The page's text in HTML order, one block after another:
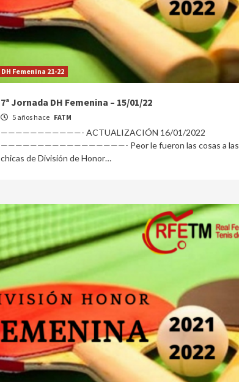
DH Femenina 21-22
7ª Jornada DH Femenina – 15/01/22
5 años hace FATM
———————————- ACTUALIZACIÓN 16/01/2022
—————————————————- Peor le fueron las cosas a las
chicas de División de Honor